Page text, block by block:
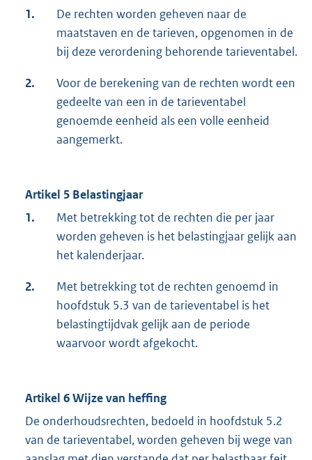
1.
De rechten worden geheven naar de
maatstaven en de tarieven, opgenomen in de
bij deze verordening behorende tarieventabel.
2.
Voor de berekening van de rechten wordt een
gedeelte van een in de tarieventabel
genoemde eenheid als een volle eenheid
aangemerkt.
Artikel 5 Belastingjaar
1.
Met betrekking tot de rechten die per jaar
worden geheven is het belastingjaar gelijk aan
het kalenderjaar.
2.
Met betrekking tot de rechten genoemd in
hoofdstuk 5.3 van de tarieventabel is het
belastingtijdvak gelijk aan de periode
waarvoor wordt afgekocht.
Artikel 6 Wijze van heffing
De onderhoudsrechten, bedoeld in hoofdstuk 5.2
van de tarieventabel, worden geheven bij wege van